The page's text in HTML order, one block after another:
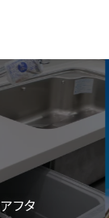
フタ